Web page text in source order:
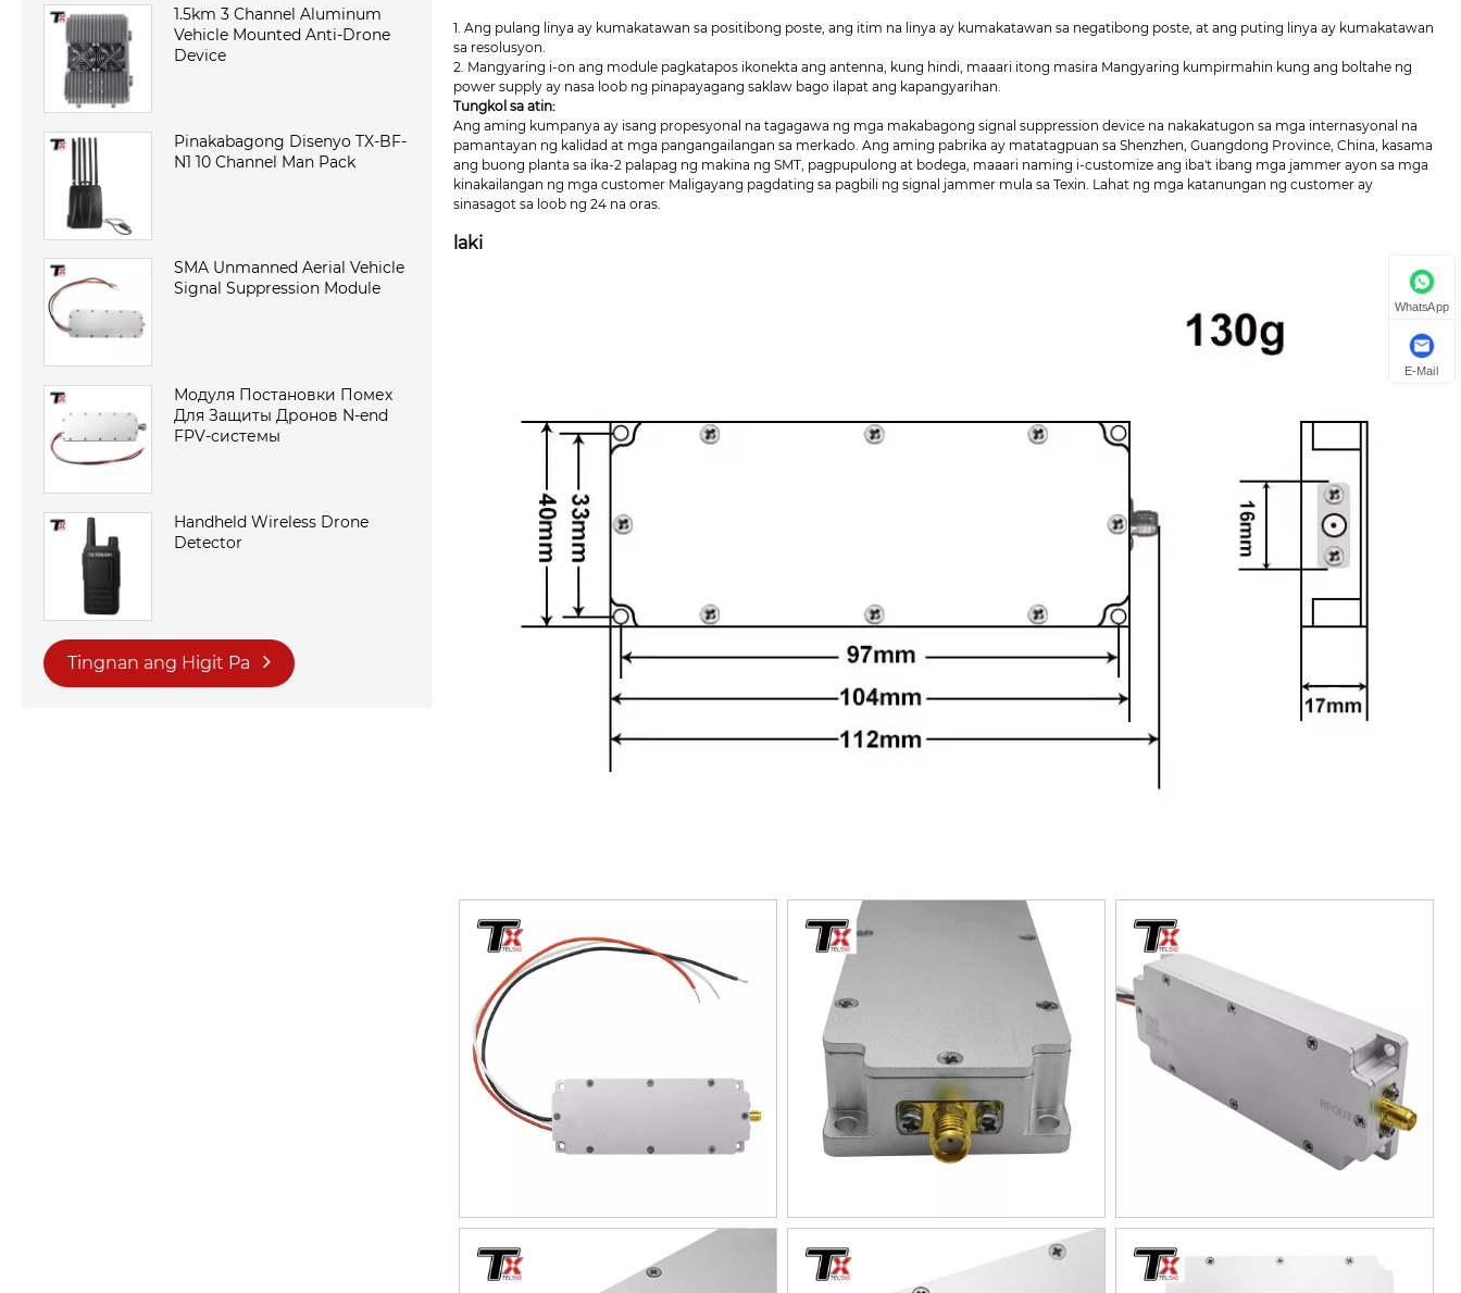
1.5km 3 Channel Aluminum
Vehicle Mounted Anti-Drone
Device
Pinakabagong Disenyo TX-BF-
N1 10 Channel Man Pack
SMA Unmanned Aerial Vehicle
Signal Suppression Module
Модуля Постановки Помех
Для Защиты Дронов N-end
FPV-системы
Handheld Wireless Drone
Detector
Tingnan ang Higit Pa
1. Ang pulang linya ay kumakatawan sa positibong poste, ang itim na linya ay kumakatawan sa negatibong poste, at ang puting linya ay kumakatawan
sa resolusyon.
2. Mangyaring i-on ang module pagkatapos ikonekta ang antenna, kung hindi, maaari itong masira Mangyaring kumpirmahin kung ang boltahe ng
power supply ay nasa loob ng pinapayagang saklaw bago ilapat ang kapangyarihan.
Tungkol sa atin:
Ang aming kumpanya ay isang propesyonal na tagagawa ng mga makabagong signal suppression device na nakakatugon sa mga internasyonal na
pamantayan ng kalidad at mga pangangailangan sa merkado. Ang aming pabrika ay matatagpuan sa Shenzhen, Guangdong Province, China, kasama
ang buong planta sa ika-2 palapag ng makina ng SMT, pagpupulong at bodega, maaari naming i-customize ang iba't ibang mga jammer ayon sa mga
kinakailangan ng mga customer Maligayang pagdating sa pagbili ng signal jammer mula sa Texin. Lahat ng mga katanungan ng customer ay
sinasagot sa loob ng 24 na oras.
laki
WhatsApp
E-Mail